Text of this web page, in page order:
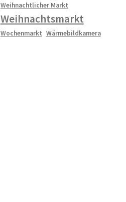
Weihnachtlicher Markt
Weihnachtsmarkt
Wochenmarkt Wärmebildkamera